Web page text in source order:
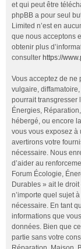
et qui peut être
phpBB a pour seul
Limited n’est en
que nous acceptons
obtenir plus
consulter https://
Vous acceptez de ne
vulgaire,
pourrait transgresser
Énergies,
hébergé, ou encore
vous vous exposez à
avertirons votre
nécessaire. Nous
d’aider au
Forum Écologie,
Durables » ait le
n’importe quel sujet
nécessaire. En tant
informations que
données. Bien que
partie sans votre